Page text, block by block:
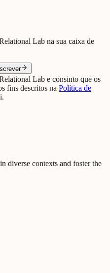
Lab na sua caixa de
Lab e consinto que os
fins descritos na Política de
diverse contexts and foster the